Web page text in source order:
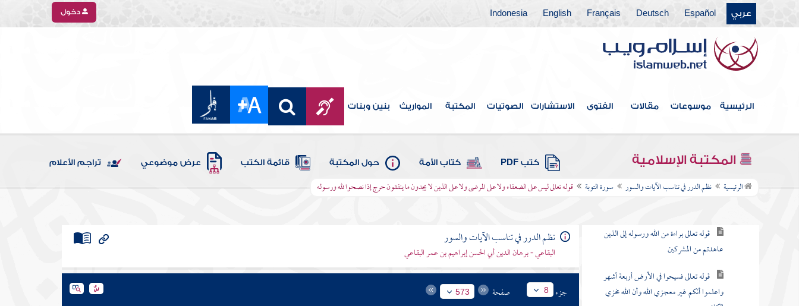
عربي Español
Deutsch
Français
English
Indonesia دخول
الرئيسية موسوعات مقالات الفتوى الاستشارات الصوتيات المكتبة المواريث بنين وبنات
المكتبة الإسلامية كتب PDF كتاب الأمة حول المكتبة قائمة الكتب عرض موضوعي تراجم الأعلام
الرئيسية نظم الدرر في تناسب الآيات والسور سورة التوبة قوله تعالى ليس على الضعفاء ولا على المرضى ولا على الذين لا يجدون ما ينفقون حرج إذا نصحوا لله ورسوله
سورة آل عمران
سورة النساء
سورة " المائدة
سورة الأنعام
سورة الأعراف
سورة الأنفال
سورة التوبة
قوله تعالى براءة من الله ورسوله إلى الذين
عاهدتم من المشركين
قوله تعالى فسيحوا في الأرض أربعة أشهر
واعلموا أنكم غير معجزي الله وأن الله مخزي
نظم الدرر في تناسب الآيات والسور
البقاعي - برهان الدين أبي الحسن إبراهيم بن عمر البقاعي
جزء 8 صفحة 573